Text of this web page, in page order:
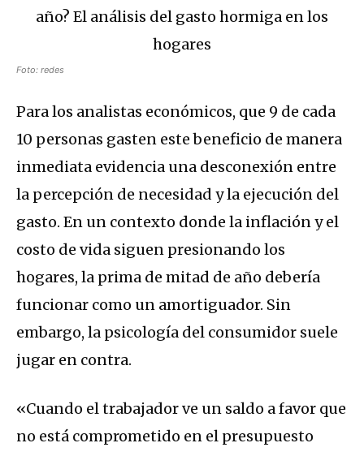
Foto: redes
Para los analistas económicos, que 9 de cada
10 personas gasten este beneficio de manera
inmediata evidencia una desconexión entre
la percepción de necesidad y la ejecución del
gasto. En un contexto donde la inflación y el
costo de vida siguen presionando los
hogares, la prima de mitad de año debería
funcionar como un amortiguador. Sin
embargo, la psicología del consumidor suele
jugar en contra.
«Cuando el trabajador ve un saldo a favor que
no está comprometido en el presupuesto